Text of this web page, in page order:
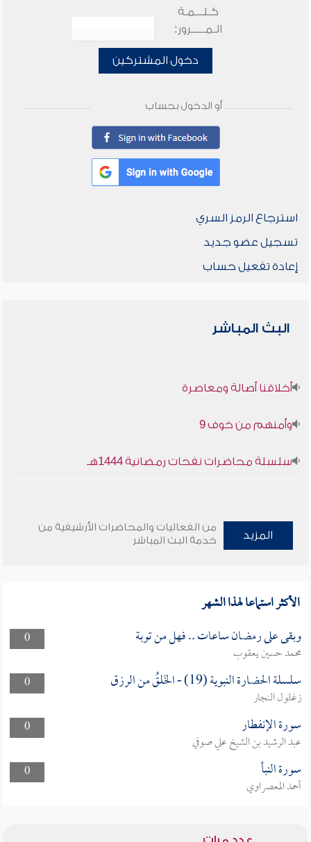
كـلـــمـة
الـمـــــرور:
دخول المشتركين
أو الدخول بحساب
استرجاع الرمز السري
تسجيل عضو جديد
إعادة تفعيل حساب
البث المباشر
أخلاقنا أصالة ومعاصرة
وأمنهم من خوف 9
سلسلة محاضرات نفحات رمضانية 1444هـ
المزيد
من الفعاليات والمحاضرات الأرشيفية من
خدمة البث المباشر
الأكثر استماعا لهذا الشهر
0 وبقى على رمضان ساعات .. فهل من توبة
محمد حسين يعقوب
0
سلسلة الحضارة النبوية (19) - الخَلقُ من الرزق
زغلول النجار
0
سورة الإنفطار
عبد الرشيد بن الشيخ علي صوفي
0
سورة النبأ
أحمد المعصراوي